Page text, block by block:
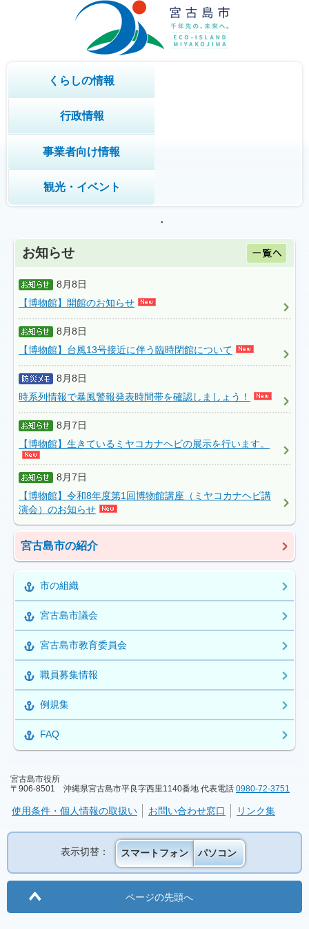
くらしの情報
行政情報
事業者向け情報
観光・イベント
8月8日
【博物館】開館のお知らせ
8月8日
【博物館】台風13号接近に伴う臨時閉館について
8月8日
時系列情報で暴風警報発表時間帯を確認しましょう！
8月7日
【博物館】生きているミヤコカナヘビの展示を行います。
8月7日
【博物館】令和8年度第1回博物館講座（ミヤコカナヘビ講
演会）のお知らせ
宮古島市の紹介
市の組織
宮古島市議会
宮古島市教育委員会
職員募集情報
例規集
FAQ
宮古島市役所
〒906-8501 沖縄県宮古島市平良字西里1140番地 代表電話 0980-72-3751
使用条件・個人情報の取扱い お問い合わせ窓口 リンク集
表示切替： スマートフォン パソコン
ページの先頭へ